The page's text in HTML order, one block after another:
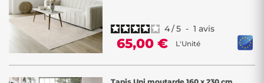
4/5 - 1 avis
65,00 € L'Unité